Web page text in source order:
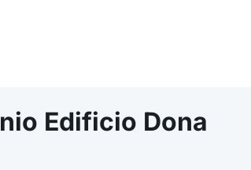
Edificio Dona